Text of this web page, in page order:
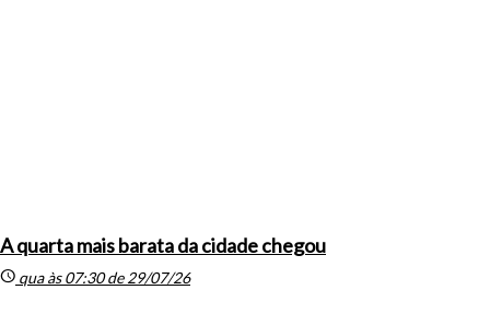
A quarta mais barata da cidade chegou
schedule qua às 07:30 de 29/07/26